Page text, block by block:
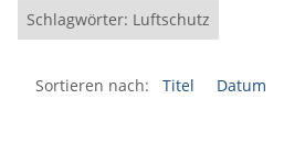
Schlagwörter: Luftschutz
Sortieren nach: Titel Datum